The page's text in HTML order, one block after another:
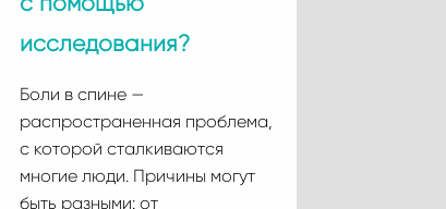
исследования?
Боли в спине —
распространенная проблема,
с которой сталкиваются
многие люди. Причины могут
быть разными: от